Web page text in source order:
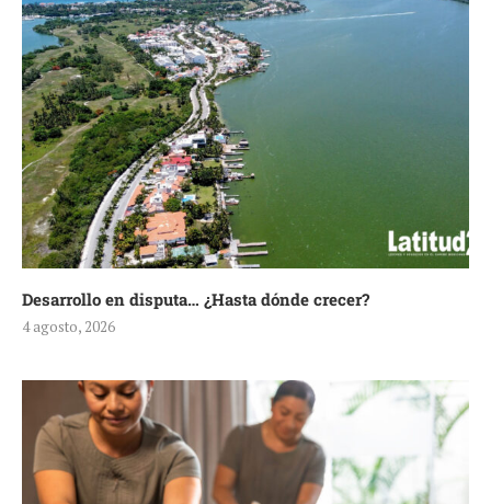
Desarrollo en disputa… ¿Hasta dónde crecer?
4 agosto, 2026